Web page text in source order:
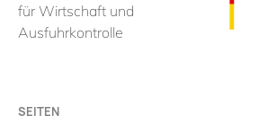
für Wirtschaft und
Ausfuhrkontrolle
SEITEN